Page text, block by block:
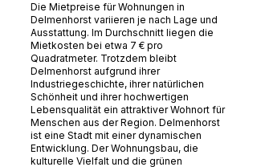
Die Mietpreise für Wohnungen in
Delmenhorst variieren je nach Lage und
Ausstattung. Im Durchschnitt liegen die
Mietkosten bei etwa 7 € pro
Quadratmeter. Trotzdem bleibt
Delmenhorst aufgrund ihrer
Industriegeschichte, ihrer natürlichen
Schönheit und ihrer hochwertigen
Lebensqualität ein attraktiver Wohnort für
Menschen aus der Region. Delmenhorst
ist eine Stadt mit einer dynamischen
Entwicklung. Der Wohnungsbau, die
kulturelle Vielfalt und die grünen